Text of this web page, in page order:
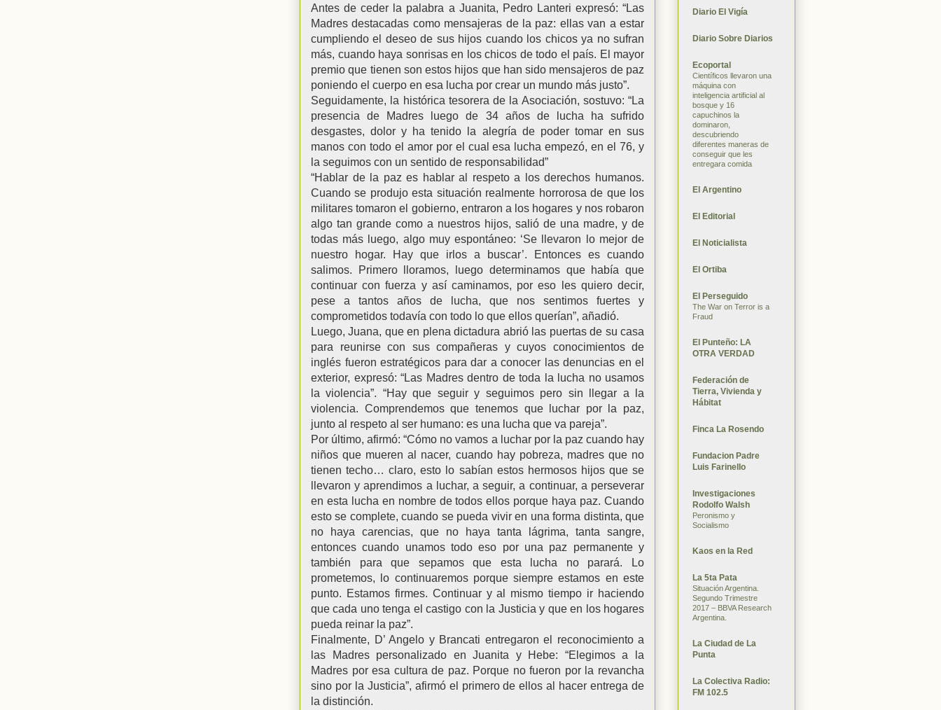
Antes de ceder la palabra a Juanita, Pedro Lanteri expresó: “Las
Madres destacadas como mensajeras de la paz: ellas van a estar
cumpliendo el deseo de sus hijos cuando los chicos ya no sufran
más, cuando haya sonrisas en los chicos de todo el país. El mayor
premio que tienen son estos hijos que han sido mensajeros de paz
poniendo el cuerpo en esa lucha por crear un mundo más justo”.
Seguidamente, la histórica tesorera de la Asociación, sostuvo: “La
presencia de Madres luego de 34 años de lucha ha sufrido
desgastes, dolor y ha tenido la alegría de poder tomar en sus
manos con todo el amor por el cual esa lucha empezó, en el 76, y
la seguimos con un sentido de responsabilidad”
“Hablar de la paz es hablar al respeto a los derechos humanos.
Cuando se produjo esta situación realmente horrorosa de que los
militares tomaron el gobierno, entraron a los hogares y nos robaron
algo tan grande como a nuestros hijos, salió de una madre, y de
todas más luego, algo muy espontáneo: ‘Se llevaron lo mejor de
nuestro hogar. Hay que irlos a buscar’. Entonces es cuando
salimos. Primero lloramos, luego determinamos que había que
continuar con fuerza y así caminamos, por eso les quiero decir,
pese a tantos años de lucha, que nos sentimos fuertes y
comprometidos todavía con todo lo que ellos querían”, añadió.
Luego, Juana, que en plena dictadura abrió las puertas de su casa
para reunirse con sus compañeras y cuyos conocimientos de
inglés fueron estratégicos para dar a conocer las denuncias en el
exterior, expresó: “Las Madres dentro de toda la lucha no usamos
la violencia”. “Hay que seguir y seguimos pero sin llegar a la
violencia. Comprendemos que tenemos que luchar por la paz,
junto al respeto al ser humano: es una lucha que va pareja”.
Por último, afirmó: “Cómo no vamos a luchar por la paz cuando hay
niños que mueren al nacer, cuando hay pobreza, madres que no
tienen techo… claro, esto lo sabían estos hermosos hijos que se
llevaron y aprendimos a luchar, a seguir, a continuar, a perseverar
en esta lucha en nombre de todos ellos porque haya paz. Cuando
esto se complete, cuando se pueda vivir en una forma distinta, que
no haya carencias, que no haya tanta lágrima, tanta sangre,
entonces cuando unamos todo eso por una paz permanente y
también para que sepamos que esta lucha no parará. Lo
prometemos, lo continuaremos porque siempre estamos en este
punto. Estamos firmes. Continuar y al mismo tiempo ir haciendo
que cada uno tenga el castigo con la Justicia y que en los hogares
pueda reinar la paz”.
Finalmente, D’ Angelo y Brancati entregaron el reconocimiento a
las Madres personalizado en Juanita y Hebe: “Elegimos a la
Madres por esa cultura de paz. Porque no fueron por la revancha
sino por la Justicia”, afirmó el primero de ellos al hacer entrega de
la distinción.
Diario El Vigía
Diario Sobre Diarios
Ecoportal
Científicos llevaron una
máquina con
inteligencia artificial al
bosque y 16
capuchinos la
dominaron,
descubriendo
diferentes maneras de
conseguir que les
entregara comida
El Argentino
El Editorial
El Noticialista
El Ortiba
El Perseguido
The War on Terror is a
Fraud
El Punteño: LA
OTRA VERDAD
Federación de
Tierra, Vivienda y
Hábitat
Finca La Rosendo
Fundacion Padre
Luis Farinello
Investigaciones
Rodolfo Walsh
Peronismo y
Socialismo
Kaos en la Red
La 5ta Pata
Situación Argentina.
Segundo Trimestre
2017 – BBVA Research
Argentina.
La Ciudad de La
Punta
La Colectiva Radio:
FM 102.5